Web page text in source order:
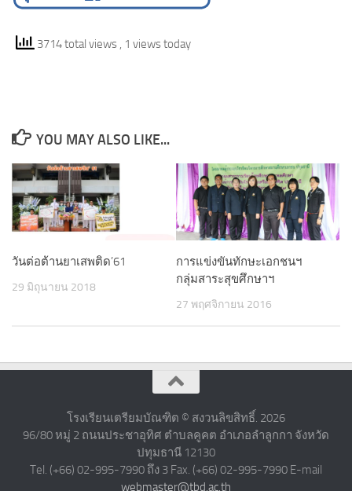
3714 total views , 1 views today
YOU MAY ALSO LIKE...
วันต่อต้านยาเสพติด’61
29 มิถุนายน 2018
การแข่งขันทักษะเอกชนฯ
กลุ่มสาระสุขศึกษาฯ
27 พฤศจิกายน 2016
โรงเรียนเตรียมบัณฑิต © สงวนลิขสิทธิ์. 2026
96/80 หมู่ 2 ถนนประชาอุทิศ ตำบลคูคต อำเภอลำลูกกา จังหวัด
ปทุมธานี 12130
Tel. (+66) 02-995-7990 ถึง 3 Fax. (+66) 02-995-7990 E-mail
webmaster@tbd.ac.th